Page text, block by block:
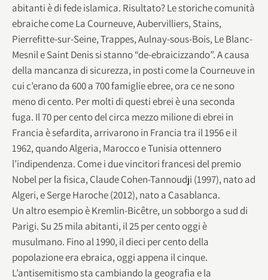
abitanti è di fede islamica. Risultato? Le storiche comunità
ebraiche come La Courneuve, Aubervilliers, Stains,
Pierrefitte-sur-Seine, Trappes, Aulnay-sous-Bois, Le Blanc-
Mesnil e Saint Denis si stanno “de-ebraicizzando”. A causa
della mancanza di sicurezza, in posti come la Courneuve in
cui c’erano da 600 a 700 famiglie ebree, ora ce ne sono
meno di cento. Per molti di questi ebrei è una seconda
fuga. Il 70 per cento del circa mezzo milione di ebrei in
Francia è sefardita, arrivarono in Francia tra il 1956 e il
1962, quando Algeria, Marocco e Tunisia ottennero
l’indipendenza. Come i due vincitori francesi del premio
Nobel per la fisica, Claude Cohen-Tannoudji (1997), nato ad
Algeri, e Serge Haroche (2012), nato a Casablanca.
Un altro esempio è Kremlin-Bicêtre, un sobborgo a sud di
Parigi. Su 25 mila abitanti, il 25 per cento oggi è
musulmano. Fino al 1990, il dieci per cento della
popolazione era ebraica, oggi appena il cinque.
L’antisemitismo sta cambiando la geografia e la